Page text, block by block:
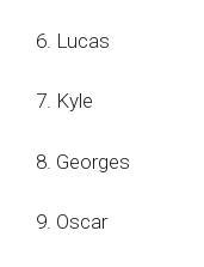
6. Lucas
7. Kyle
8. Georges
9. Oscar